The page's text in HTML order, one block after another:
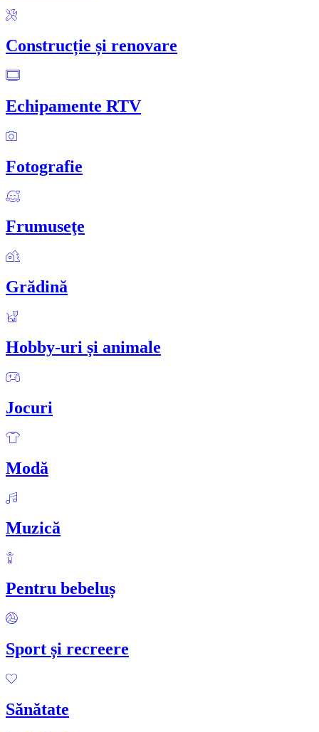
Construcție și renovare
Echipamente RTV
Fotografie
Frumuseţe
Grădină
Hobby-uri și animale
Jocuri
Modă
Muzică
Pentru bebeluș
Sport și recreere
Sănătate